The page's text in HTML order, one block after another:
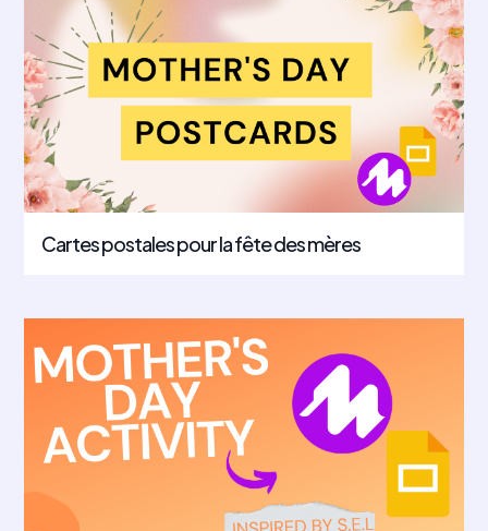
Cartes postales pour la fête des mères